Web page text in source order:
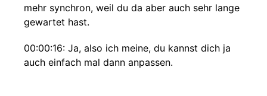
mehr synchron, weil du da aber auch sehr lange
gewartet hast.
00:00:16: Ja, also ich meine, du kannst dich ja
auch einfach mal dann anpassen.